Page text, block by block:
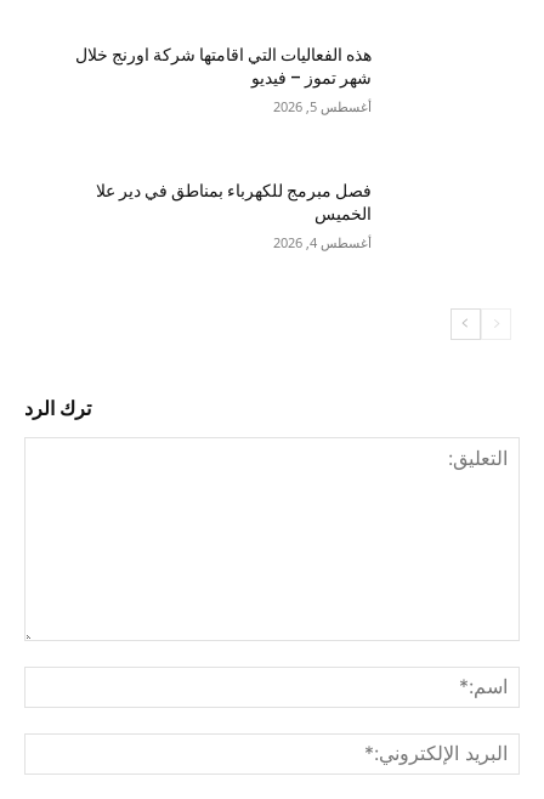
هذه الفعاليات التي اقامتها شركة اورنج خلال
شهر تموز – فيديو
أغسطس 5, 2026
فصل مبرمج للكهرباء بمناطق في دير علا
الخميس
أغسطس 4, 2026
ترك الرد